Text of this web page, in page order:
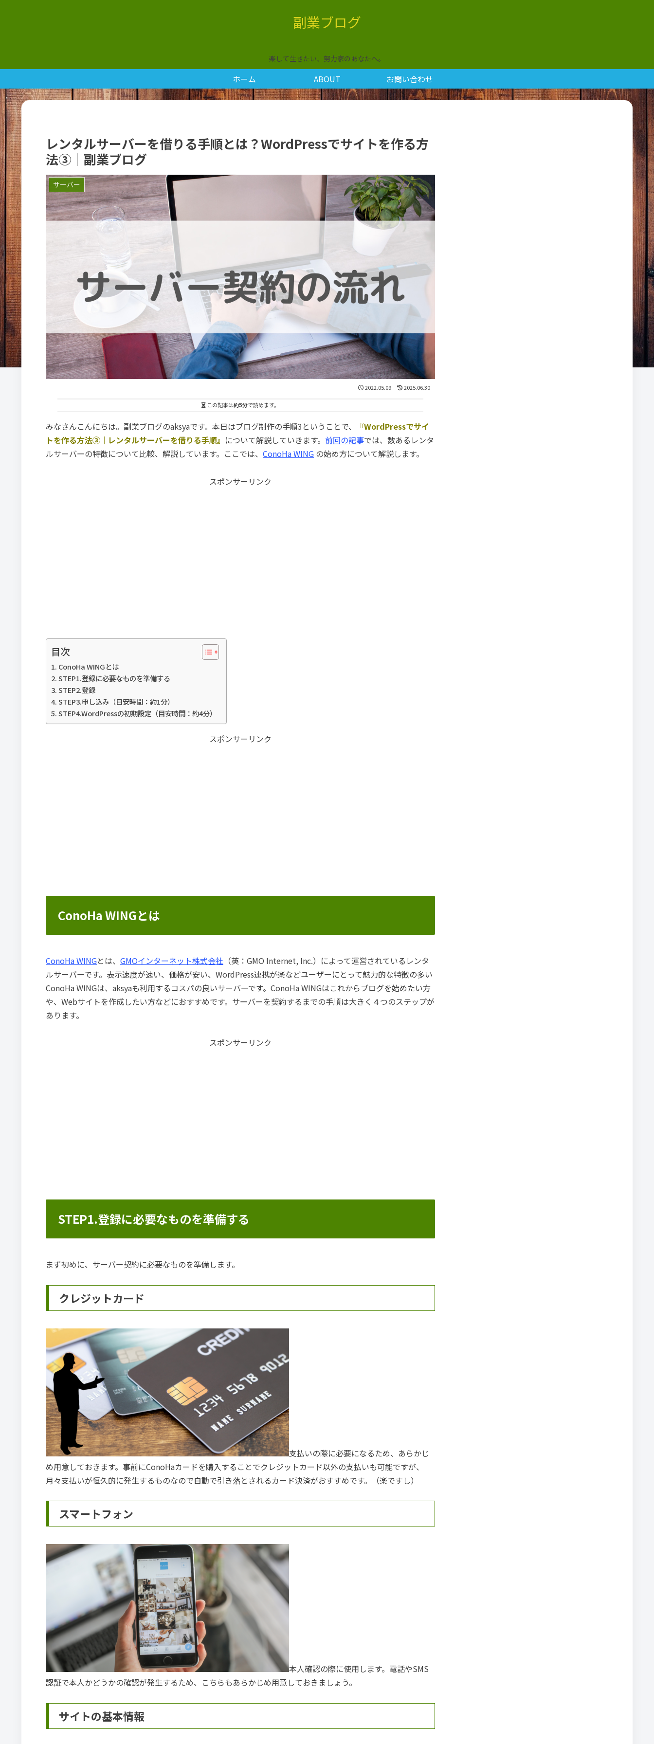
副業ブログ
楽して生きたい、努力家のあなたへ。
ホーム ABOUT お問い合わせ
レンタルサーバーを借りる手順とは？WordPressでサイトを作る方
法③｜副業ブログ
サーバー
2022.05.09 2025.06.30
この記事は約5分で読めます。
みなさんこんにちは。 副業ブログのaksyaです。 本日はブログ制作の手順3ということで、
『WordPressでサイ
トを作る方法③｜レンタルサーバーを借りる手順』 について解説していきます。 前回の記事では、数あるレンタ
ルサーバーの特徴について比較、解説しています。 ここでは、 ConoHa WING の始め方について解説します。
スポンサーリンク
目次
ConoHa WINGとは
STEP1.登録に必要なものを準備する
STEP2.登録
STEP3.申し込み（目安時間：約1分）
STEP4.WordPressの初期設定（目安時間：約4分）
スポンサーリンク
ConoHa WINGとは
ConoHa WINGとは、 GMOインターネット株式会社 （英：GMO Internet, Inc.）によって運営されているレンタ
ルサーバーです。表示速度が速い、価格が安い、WordPress連携が楽などユーザーにとって魅力的な特徴の多い
ConoHa WINGは、 aksyaも利用するコスパの良いサーバーです。 ConoHa WINGはこれからブログを始めたい方
や、Webサイトを作成したい方などにおすすめです。サーバーを契約するまでの手順は大きく４つのステップが
あります。
スポンサーリンク
STEP1.登録に必要なものを準備する
まず初めに、サーバー契約に必要なものを準備します。
クレジットカード
支払いの際に必要になるため、あらかじ
め用意しておきます。事前にConoHaカードを購入することでクレジットカード以外の支払いも可能ですが、
月々支払いが恒久的に発生するものなので自動で引き落とされるカード決済がおすすめです。（楽ですし）
スマートフォン
本人確認の際に使用します。電話やSMS
認証で本人かどうかの確認が発生するため、こちらもあらかじめ用意しておきましょう。
サイトの基本情報